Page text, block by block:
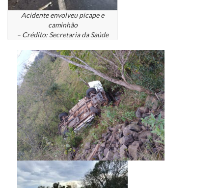
Acidente envolveu picape e
caminhão
– Crédito: Secretaria da Saúde